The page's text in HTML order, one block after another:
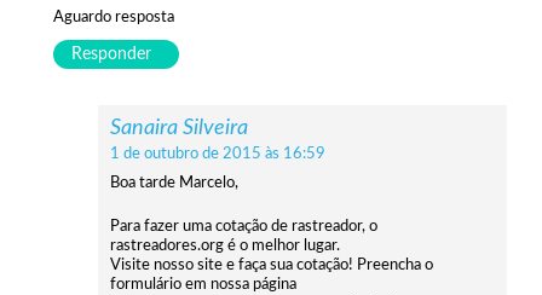
Aguardo resposta
Responder
Sanaira Silveira
1 de outubro de 2015 às 16:59
Boa tarde Marcelo,
Para fazer uma cotação de rastreador, o
rastreadores.org é o melhor lugar.
Visite nosso site e faça sua cotação! Preencha o
formulário em nossa página